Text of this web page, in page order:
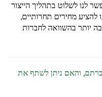
מה שמאפשר לנו לשלוט בתהליך הייצור
מחירים תחרותיים,
יותר בהשוואה לחברות
והאם ניתן לשתף את